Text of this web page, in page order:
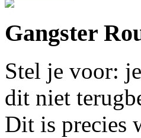
Gangster
Stel je voor:
dit niet
Dit is precies